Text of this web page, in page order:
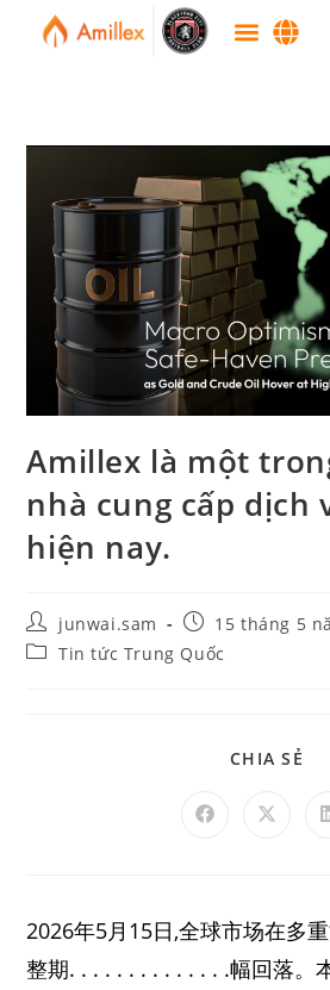
Amillex là một
nhà cung cấp dịch
hiện nay.
junwai.sam
15 tháng 5
Tin tức Trung Quốc
CHIA SẺ
2026年5月15日,全球市场在多
整期. . . . . . . . . . . . . .幅回落。